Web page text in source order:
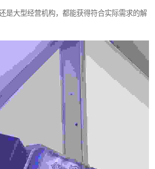
是大型经营机构，都能获得符合实际需求的解